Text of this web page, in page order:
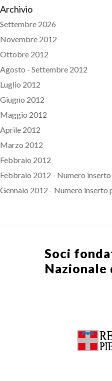
Archivio
Settembre 2026
Novembre 2012
Ottobre 2012
Agosto - Settembre 2012
Luglio 2012
Giugno 2012
Maggio 2012
Aprile 2012
Marzo 2012
Febbraio 2012
Febbraio 2012 - Numero
Gennaio 2012 - Numero inserto
Soci
Nazionale